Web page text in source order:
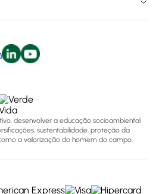
desenvolver a educação socioambiental
sustentabilidade, proteção da
a valorização do homem do campo.